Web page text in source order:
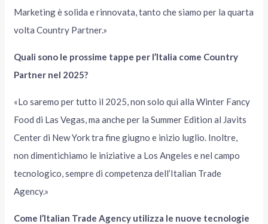
Marketing è solida e rinnovata, tanto che siamo per la quarta
volta Country Partner.»
Quali sono le prossime tappe per l’Italia come Country
Partner nel 2025?
«Lo saremo per tutto il 2025, non solo qui alla Winter Fancy
Food di Las Vegas, ma anche per la Summer Edition al Javits
Center di New York tra fine giugno e inizio luglio. Inoltre,
non dimentichiamo le iniziative a Los Angeles e nel campo
tecnologico, sempre di competenza dell’Italian Trade
Agency.»
Come l’Italian Trade Agency utilizza le nuove tecnologie